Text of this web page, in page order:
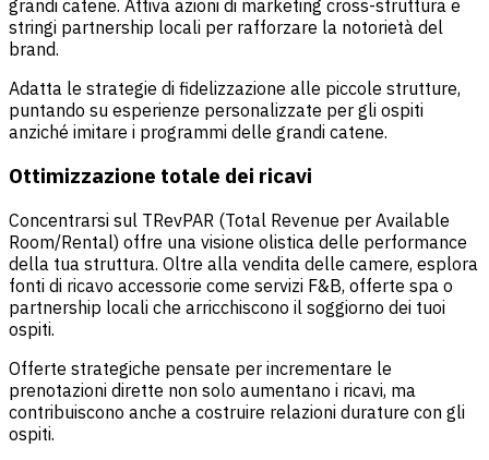
grandi catene. Attiva azioni di marketing cross-struttura e
stringi partnership locali per rafforzare la notorietà del
brand.
Adatta le strategie di fidelizzazione alle piccole strutture,
puntando su esperienze personalizzate per gli ospiti
anziché imitare i programmi delle grandi catene.
Ottimizzazione totale dei ricavi
Concentrarsi sul TRevPAR (Total Revenue per Available
Room/Rental) offre una visione olistica delle performance
della tua struttura. Oltre alla vendita delle camere, esplora
fonti di ricavo accessorie come servizi F&B, offerte spa o
partnership locali che arricchiscono il soggiorno dei tuoi
ospiti.
Offerte strategiche pensate per incrementare le
prenotazioni dirette non solo aumentano i ricavi, ma
contribuiscono anche a costruire relazioni durature con gli
ospiti.